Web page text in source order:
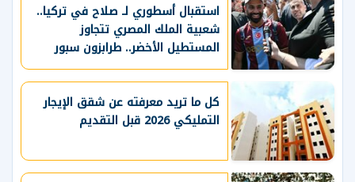
استقبال أسطوري لـ صلاح في تركيا..
شعبية الملك المصري تتجاوز
المستطيل الأخضر.. طرابزون سبور
يسعي لاستعادة لقب الدوري التركي
وتعزيز حظوظه في المنافسات
الأوروبية
كل ما تريد معرفته عن شقق الإيجار
التمليكي 2026 قبل التقديم